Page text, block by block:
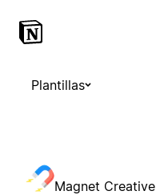
Plantillas
Magnet Creative